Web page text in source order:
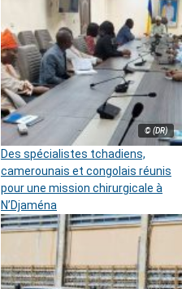
© (DR)
Des spécialistes tchadiens,
camerounais et congolais réunis
pour une mission chirurgicale à
N’Djaména